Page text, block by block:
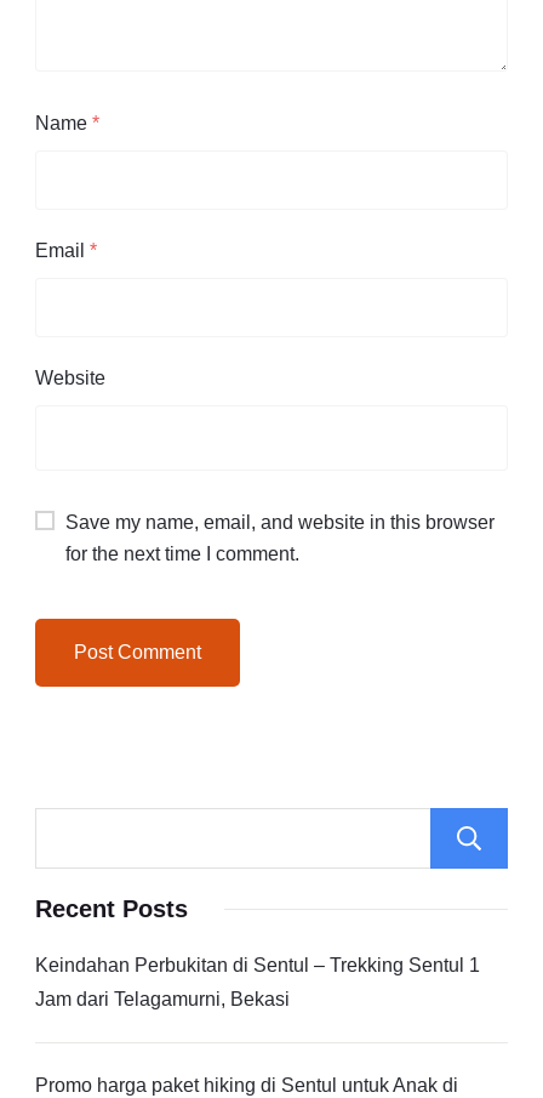
Name *
Email *
Website
Save my name, email, and website in this browser
for the next time I comment.
Recent Posts
Keindahan Perbukitan di Sentul – Trekking Sentul 1
Jam dari Telagamurni, Bekasi
Promo harga paket hiking di Sentul untuk Anak di